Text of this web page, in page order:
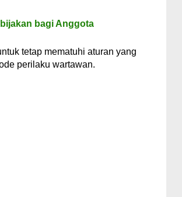
bagi Anggota
tetap mematuhi aturan yang
perilaku wartawan.